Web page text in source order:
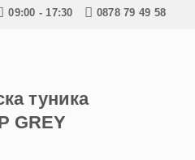
09:00 - 17:30 0878 79 49 58
туника
GREY